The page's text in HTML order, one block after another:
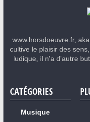
www.horsdoeuvre.fr,
cultive le plaisir des
ludique, il n'a d'autre
CATÉGORIES
Musique